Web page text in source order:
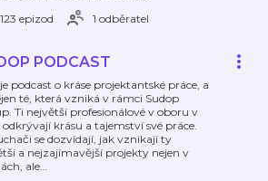
123 epizod
1 odběratel
PODCAST
podcast o kráse projektantské práce, a
té, která vzniká v rámci Sudop
Ti největší profesionálové v oboru v
krásu a tajemství své práce.
se dozvídají, jak vznikají ty
a nejzajímavější projekty nejen v
ale…